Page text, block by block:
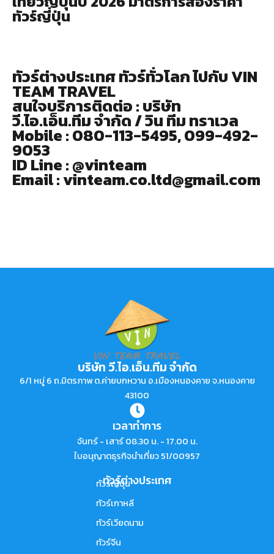
ทัวร์ญี่ปุ่น
ทัวร์ต่างประเทศ ทัวร์ทั่วโลก ไปกับ VIN
TEAM TRAVEL
สนใจบริการติดต่อ : บริษัท
วี.ไอ.เอ็น.ทีม จำกัด / วิน ทีม ทราเวล
Mobile : 080-113-5495, 099-492-
9053
ID Line : @vinteam
Email : vinteam.co.ltd@gmail.com
บริษัท วี.ไอ.เอ็น.ทีม จำกัด
6/1 หมู่ 6 ถ.มิตรภาพ ต.ค่ายบกหวาน อ.เมืองหนองคาย จ.หนองคาย
43100
เวลาทำการ
จันทร์ - เสาร์ 08.30 น. - 17.00 น.
ใบอนุญาตธุรกิจนำเที่ยว 51/00957
ทัวร์ต่างประเทศ
ทัวร์ญี่ปุ่น
ทัวร์เกาหลี
ทัวร์เวียดนาม
ทัวร์จีน